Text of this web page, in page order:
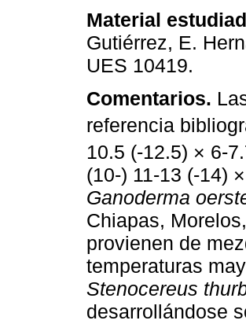
Material
Gutiérrez, E.
UES 10419.
Comentarios.
referencia
10.5 (-12.5) × 6-
(10-) 11-13 (-14)
Ganoderma
Chiapas,
provienen de
temperaturas
Stenocereus
desarrollándose